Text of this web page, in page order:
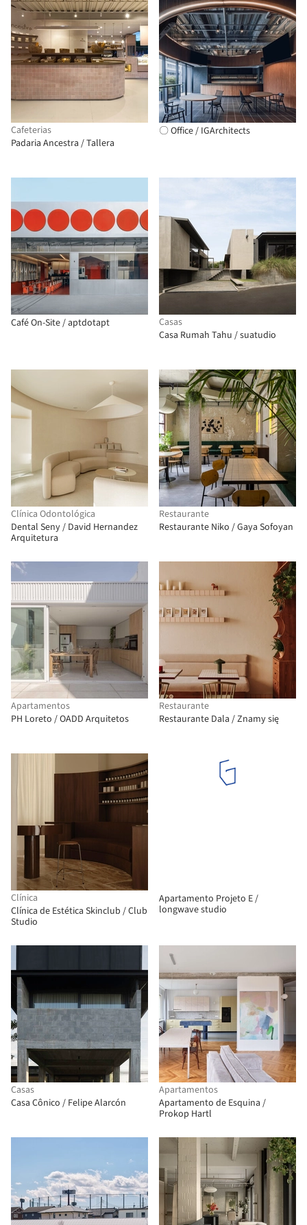
Cafeterias
Padaria Ancestra / Tallera
〇 Office / IGArchitects
Café On-Site / aptdotapt
Casas
Casa Rumah Tahu / suatudio
Clínica Odontológica
Dental Seny / David Hernandez
Arquitetura
Restaurante
Restaurante Niko / Gaya Sofoyan
Apartamentos
PH Loreto / OADD Arquitetos
Restaurante
Restaurante Dala / Znamy się
Clínica
Clínica de Estética Skinclub / Club
Studio
Apartamento Projeto E /
longwave studio
Casas
Casa Cônico / Felipe Alarcón
Apartamentos
Apartamento de Esquina /
Prokop Hartl